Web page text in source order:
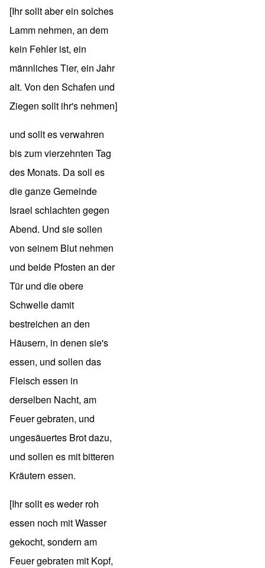
[Ihr sollt aber ein solches
Lamm nehmen, an dem
kein Fehler ist, ein
männliches Tier, ein Jahr
alt. Von den Schafen und
Ziegen sollt ihr's nehmen]
und sollt es verwahren
bis zum vierzehnten Tag
des Monats. Da soll es
die ganze Gemeinde
Israel schlachten gegen
Abend. Und sie sollen
von seinem Blut nehmen
und beide Pfosten an der
Tür und die obere
Schwelle damit
bestreichen an den
Häusern, in denen sie's
essen, und sollen das
Fleisch essen in
derselben Nacht, am
Feuer gebraten, und
ungesäuertes Brot dazu,
und sollen es mit bitteren
Kräutern essen.
[Ihr sollt es weder roh
essen noch mit Wasser
gekocht, sondern am
Feuer gebraten mit Kopf,